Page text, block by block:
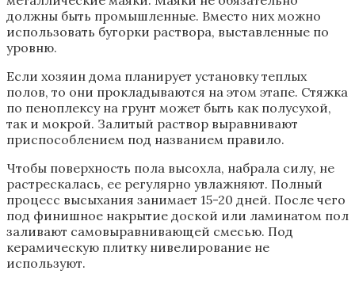
должны быть промышленные. Вместо них можно
использовать бугорки раствора, выставленные по
уровню.
Если хозяин дома планирует установку теплых
полов, то они прокладываются на этом этапе. Стяжка
по пеноплексу на грунт может быть как полусухой,
так и мокрой. Залитый раствор выравнивают
приспособлением под названием правило.
Чтобы поверхность пола высохла, набрала силу, не
растрескалась, ее регулярно увлажняют. Полный
процесс высыхания занимает 15-20 дней. После чего
под финишное накрытие доской или ламинатом пол
заливают самовыравнивающей смесью. Под
керамическую плитку нивелирование не
используют.